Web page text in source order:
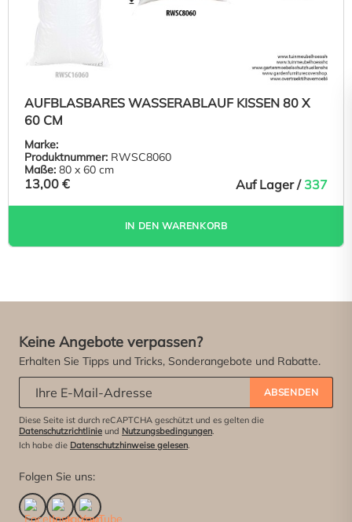
AUFBLASBARES WASSERABLAUF KISSEN 80 X
60 CM
Marke:
Produktnummer: RWSC8060
Maße: 80 x 60 cm
13,00 € Auf Lager / 337
IN DEN WARENKORB
Keine Angebote verpassen?
Erhalten Sie Tipps und Tricks, Sonderangebote und Rabatte.
ABSENDEN
Diese Seite ist durch reCAPTCHA geschützt und es gelten die
Datenschutzrichtlinie und Nutzungsbedingungen.
Ich habe die Datenschutzhinweise gelesen.
Folgen Sie uns: